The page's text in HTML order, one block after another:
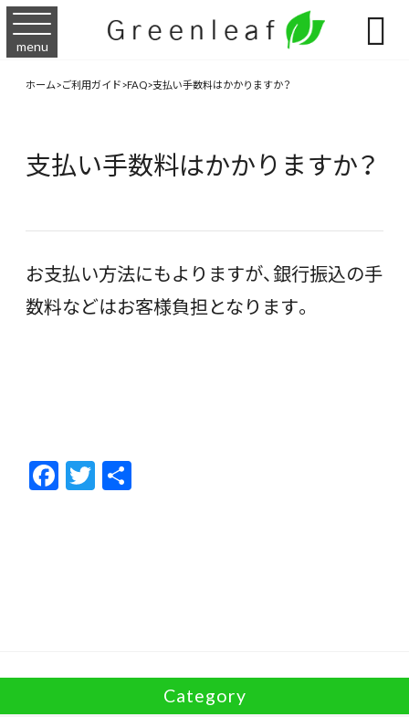
menu 
ホーム>ご利用ガイド>FAQ>支払い手数料はかかりますか？
支払い手数料はかかりますか？
お支払い方法にもよりますが、銀行振込の手
数料などはお客様負担となります。
F
ac
T
w
Category